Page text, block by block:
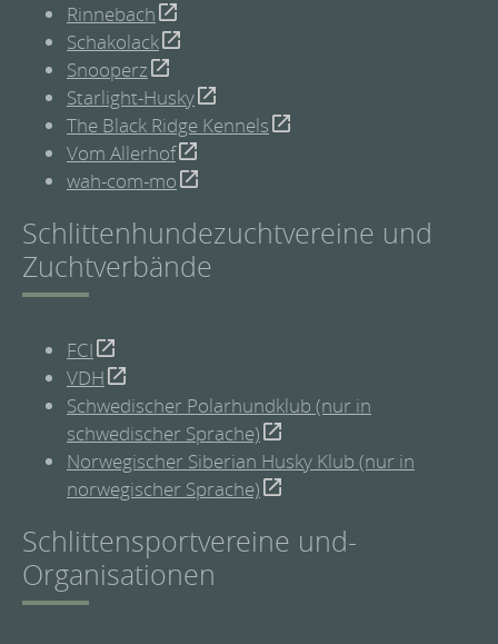
Rinnebach
Schakolack
Snooperz
Starlight-Husky
The Black Ridge Kennels
Vom Allerhof
wah-com-mo
Schlittenhundezuchtvereine und
Zuchtverbände
FCI
VDH
Schwedischer Polarhundklub (nur in
schwedischer Sprache)
Norwegischer Siberian Husky Klub (nur in
norwegischer Sprache)
Schlittensportvereine und-
Organisationen